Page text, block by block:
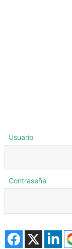
Usuario
Contraseña